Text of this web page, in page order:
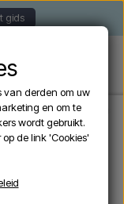
gids
buitendouche met
van derden om uw
en om te
wordt gebruikt.
de link 'Cookies'